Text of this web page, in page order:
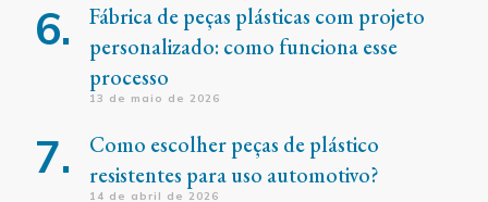
Fábrica de peças plásticas com projeto
personalizado: como funciona esse
processo
13 de maio de 2026
Como escolher peças de plástico
resistentes para uso automotivo?
14 de abril de 2026